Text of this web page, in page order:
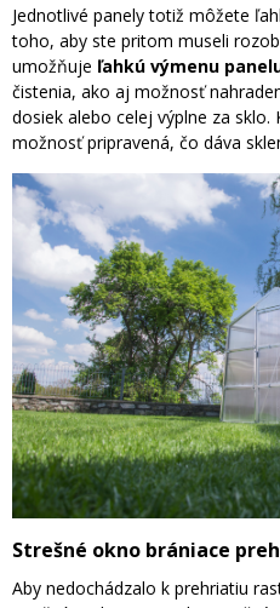
Jednotlivé panely totiž môžete
toho, aby ste pritom museli
umožňuje ľahkú výmenu
čistenia, ako aj možnosť
dosiek alebo celej výplne za
možnosť pripravená, čo dáva
Strešné okno brániace
Aby nedochádzalo k prehriatiu